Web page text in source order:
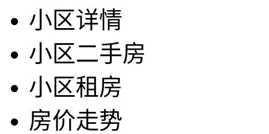
小区详情
小区二手房
小区租房
房价走势